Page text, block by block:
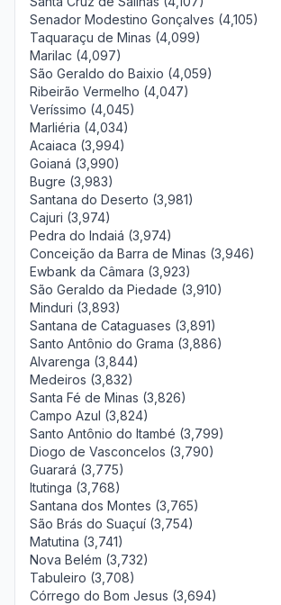
Senador Modestino Gonçalves (4,105)
Taquaraçu de Minas (4,099)
Marilac (4,097)
São Geraldo do Baixio (4,059)
Ribeirão Vermelho (4,047)
Veríssimo (4,045)
Marliéria (4,034)
Acaiaca (3,994)
Goianá (3,990)
Bugre (3,983)
Santana do Deserto (3,981)
Cajuri (3,974)
Pedra do Indaiá (3,974)
Conceição da Barra de Minas (3,946)
Ewbank da Câmara (3,923)
São Geraldo da Piedade (3,910)
Minduri (3,893)
Santana de Cataguases (3,891)
Santo Antônio do Grama (3,886)
Alvarenga (3,844)
Medeiros (3,832)
Santa Fé de Minas (3,826)
Campo Azul (3,824)
Santo Antônio do Itambé (3,799)
Diogo de Vasconcelos (3,790)
Guarará (3,775)
Itutinga (3,768)
Santana dos Montes (3,765)
São Brás do Suaçuí (3,754)
Matutina (3,741)
Nova Belém (3,732)
Tabuleiro (3,708)
Córrego do Bom Jesus (3,694)